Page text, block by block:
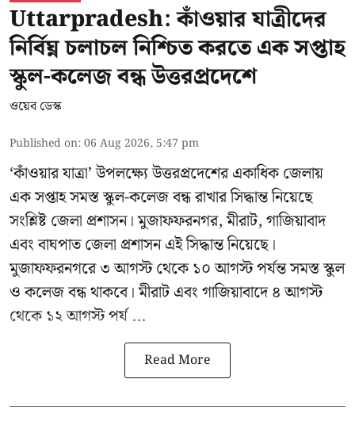
Uttarpradesh: কাঁওয়ার যাত্রীদের
নির্বিঘ্ন চলাচল নিশ্চিত করতে এক সপ্তাহ
স্কুল-কলেজ বন্ধ উত্তরপ্রদেশে
ওয়েব ডেস্ক
Published on:06 Aug 2026, 5:47 pm
‘কাঁওয়ার যাত্রা’উপলক্ষ্যে উত্তরপ্রদেশের একাধিক জেলায়
এক সপ্তাহ সমস্ত স্কুল-কলেজ বন্ধ রাখার সিদ্ধান্ত নিয়েছে
সংশ্লিষ্ট জেলা প্রশাসন। মুজাফফরনগর, মীরাট, গাজিয়াবাদ
এবং বাঘপাত জেলা প্রশাসন এই সিদ্ধান্ত নিয়েছে।
মুজাফফরনগরে ৩ আগস্ট থেকে ১০ আগস্ট পর্যন্ত সমস্ত স্কুল
ও কলেজ বন্ধ থাকবে। মীরাট এবং গাজিয়াবাদে ৪ আগস্ট
থেকে ১২ আগস্ট পর্য ...
Read More